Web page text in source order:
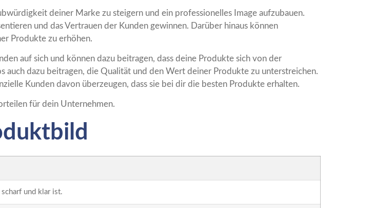
deiner Marke zu steigern und ein professionelles Image aufzubauen.
und das Vertrauen der Kunden gewinnen. Darüber hinaus können
Produkte zu erhöhen.
auf sich und können dazu beitragen, dass deine Produkte sich von der
dazu beitragen, die Qualität und den Wert deiner Produkte zu unterstreichen.
Kunden davon überzeugen, dass sie bei dir die besten Produkte erhalten.
für dein Unternehmen.
und klar ist.